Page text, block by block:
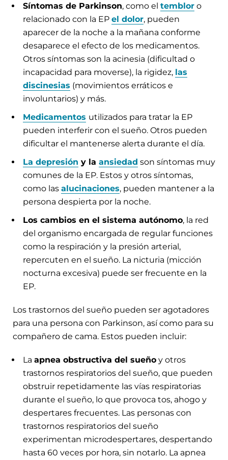
Síntomas de Parkinson, como el temblor o
relacionado con la EP el dolor, pueden
aparecer de la noche a la mañana conforme
desaparece el efecto de los medicamentos.
Otros síntomas son la acinesia (dificultad o
incapacidad para moverse), la rigidez, las
discinesias (movimientos erráticos e
involuntarios) y más.
Medicamentos utilizados para tratar la EP
pueden interferir con el sueño. Otros pueden
dificultar el mantenerse alerta durante el día.
La depresión y la ansiedad son síntomas muy
comunes de la EP. Estos y otros síntomas,
como las alucinaciones, pueden mantener a la
persona despierta por la noche.
Los cambios en el sistema autónomo, la red
del organismo encargada de regular funciones
como la respiración y la presión arterial,
repercuten en el sueño. La nicturia (micción
nocturna excesiva) puede ser frecuente en la
EP.
Los trastornos del sueño pueden ser agotadores
para una persona con Parkinson, así como para su
compañero de cama. Estos pueden incluir:
La apnea obstructiva del sueño y otros
trastornos respiratorios del sueño, que pueden
obstruir repetidamente las vías respiratorias
durante el sueño, lo que provoca tos, ahogo y
despertares frecuentes. Las personas con
trastornos respiratorios del sueño
experimentan microdespertares, despertando
hasta 60 veces por hora, sin notarlo. La apnea